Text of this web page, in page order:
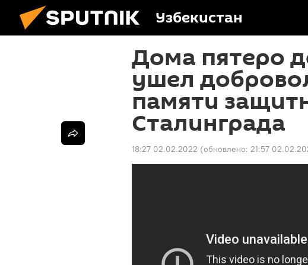
Узбекистан
Дома пятеро
ушел
памяти
Сталинграда
18:27 02.02.2022 (обновлено: 21:57